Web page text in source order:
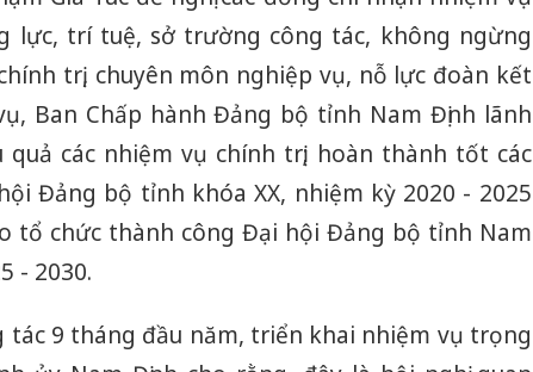
lực, trí tuệ, sở trường công tác, không ngừng
trị, chuyên môn nghiệp vụ, nỗ lực đoàn kết
Ban Chấp hành Đảng bộ tỉnh Nam Định lãnh
các nhiệm vụ chính trị; hoàn thành tốt các
Đảng bộ tỉnh khóa XX, nhiệm kỳ 2020 - 2025
tổ chức thành công Đại hội Đảng bộ tỉnh Nam
- 2030.
tác 9 tháng đầu năm, triển khai nhiệm vụ trọng